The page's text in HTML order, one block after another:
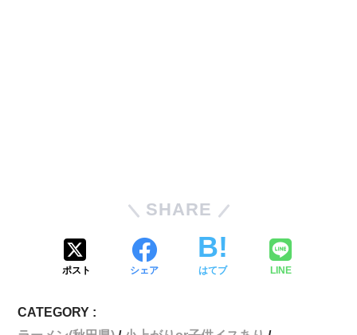
SHARE
ポスト シェア はてブ LINE
CATEGORY :